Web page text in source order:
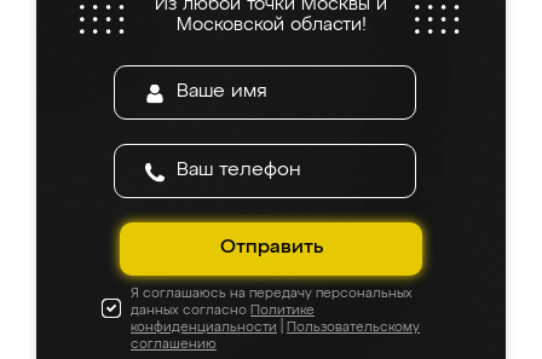
Из любой точки Москвы и
Московской области!
Отправить
Я соглашаюсь на передачу персональных
данных согласно Политике
конфиденциальности
Пользовательскому
соглашению